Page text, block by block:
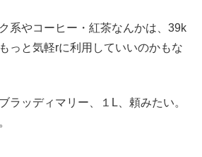
系やコーヒー・紅茶なんかは、39k
っと気軽rに利用していいのかもな
ラッディマリー、１L、頼みたい。